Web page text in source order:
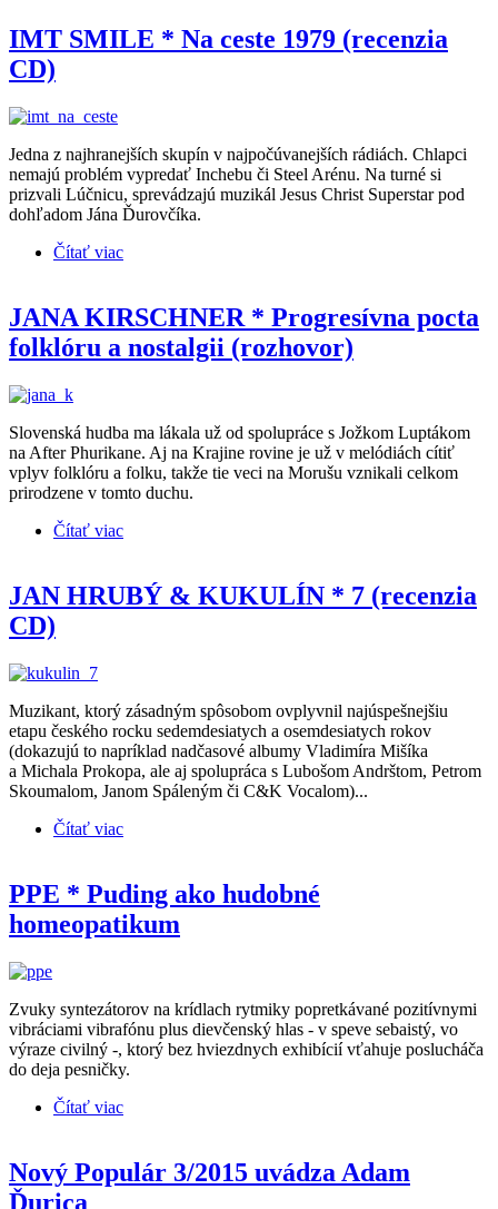
IMT SMILE * Na ceste 1979 (recenzia
CD)
Jedna z najhranejších skupín v najpočúvanejších rádiách. Chlapci
nemajú problém vypredať Inchebu či Steel Arénu. Na turné si
prizvali Lúčnicu, sprevádzajú muzikál Jesus Christ Superstar pod
dohľadom Jána Ďurovčíka.
Čítať viac
JANA KIRSCHNER * Progresívna pocta
folklóru a nostalgii (rozhovor)
Slovenská hudba ma lákala už od spolupráce s Jožkom Luptákom
na After Phurikane. Aj na Krajine rovine je už v melódiách cítiť
vplyv folklóru a folku, takže tie veci na Morušu vznikali celkom
prirodzene v tomto duchu.
Čítať viac
JAN HRUBÝ & KUKULÍN * 7 (recenzia
CD)
Muzikant, ktorý zásadným spôsobom ovplyvnil najúspešnejšiu
etapu českého rocku sedemdesiatych a osemdesiatych rokov
(dokazujú to napríklad nadčasové albumy Vladimíra Mišíka
a Michala Prokopa, ale aj spolupráca s Lubošom Andrštom, Petrom
Skoumalom, Janom Spáleným či C&K Vocalom)...
Čítať viac
PPE * Puding ako hudobné
homeopatikum
Zvuky syntezátorov na krídlach rytmiky popretkávané pozitívnymi
vibráciami vibrafónu plus dievčenský hlas - v speve sebaistý, vo
výraze civilný -, ktorý bez hviezdnych exhibícií vťahuje poslucháča
do deja pesničky.
Čítať viac
Nový Populár 3/2015 uvádza Adam
Ďurica